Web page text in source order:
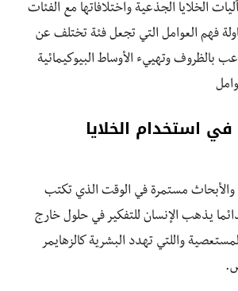
الخلايا الجذعية واختلافاتها مع الفئات
فهم العوامل التي تجعل فئة تختلف عن
بالظروف وتهييء الأوساط البيوكيمائية
استخدام الخلايا
والأبحاث مستمرة في الوقت الذي تكتب
يذهب الإنسان للتفكير في حلول خارج
واللتي تهدد البشرية كالزهايمر